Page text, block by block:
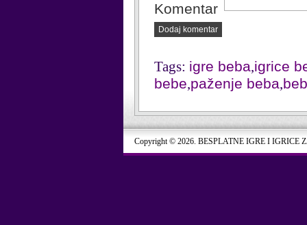
Komentar
Dodaj komentar
Tags: igre beba,igrice
bebe,paženje beba,
Copyright © 2026. BESPLATNE IGRE I IGRICE